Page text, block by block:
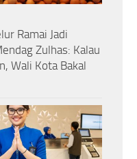
Ramai Jadi
Zulhas: Kalau
Wali Kota Bakal